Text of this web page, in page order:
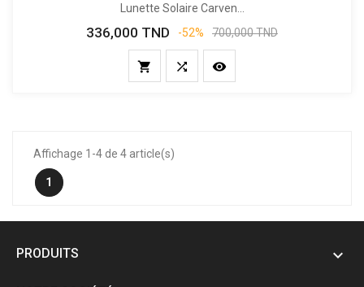
Lunette Solaire Carven...
Prix
336,000 TND
Prix
-52% 700,000 TND
  
Affichage 1-4 de 4 article(s)
1
PRODUITS 